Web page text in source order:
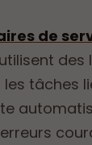
de
utilisent
tâches